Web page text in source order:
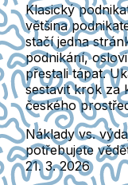
Klasický
většina
stačí jedna
podnikání,
přestali tápat.
sestavit krok za
českého
Náklady vs.
potřebujete
21. 3. 2026